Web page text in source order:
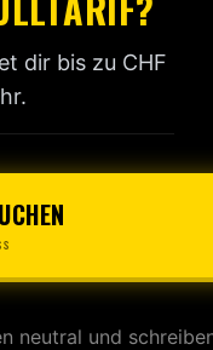
dir bis zu CHF
neutral und